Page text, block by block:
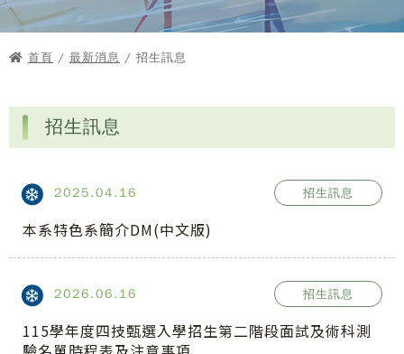
首頁 / 最新消息 / 招生訊息
招生訊息
2025.04.16 招生訊息
本系特色系簡介DM(中文版)
2026.06.16 招生訊息
115學年度四技甄選入學招生第二階段面試及術科測